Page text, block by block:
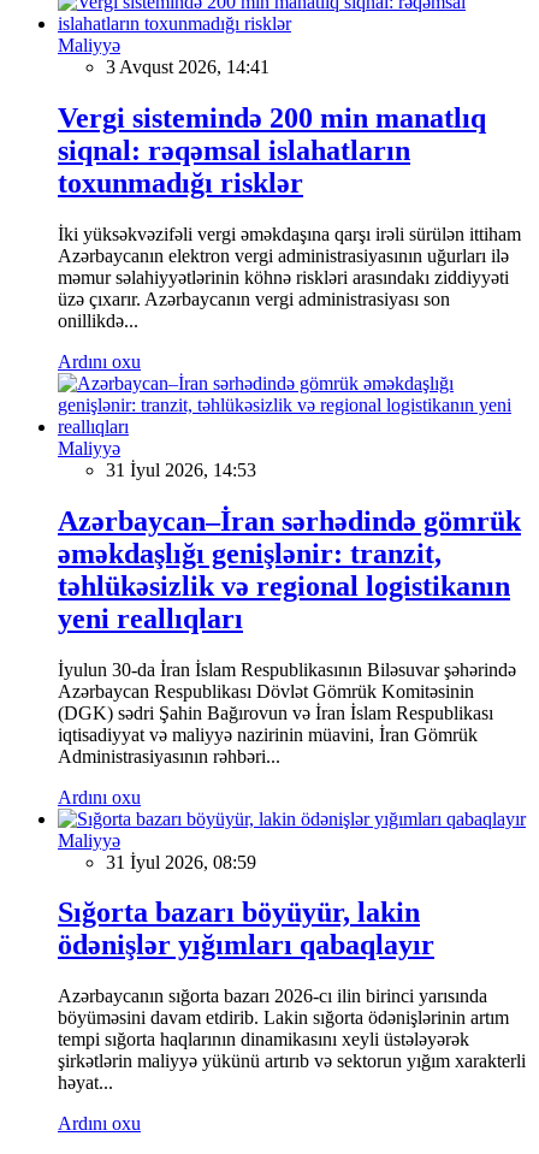
Maliyyə
3 Avqust 2026, 14:41
Vergi sistemində 200 min manatlıq
siqnal: rəqəmsal islahatların
toxunmadığı risklər
İki yüksəkvəzifəli vergi əməkdaşına qarşı irəli sürülən ittiham
Azərbaycanın elektron vergi administrasiyasının uğurları ilə
məmur səlahiyyətlərinin köhnə riskləri arasındakı ziddiyyəti
üzə çıxarır. Azərbaycanın vergi administrasiyası son
onillikdə...
Ardını oxu
Maliyyə
31 İyul 2026, 14:53
Azərbaycan–İran sərhədində gömrük
əməkdaşlığı genişlənir: tranzit,
təhlükəsizlik və regional logistikanın
yeni reallıqları
İyulun 30-da İran İslam Respublikasının Biləsuvar şəhərində
Azərbaycan Respublikası Dövlət Gömrük Komitəsinin
(DGK) sədri Şahin Bağırovun və İran İslam Respublikası
iqtisadiyyat və maliyyə nazirinin müavini, İran Gömrük
Administrasiyasının rəhbəri...
Ardını oxu
Maliyyə
31 İyul 2026, 08:59
Sığorta bazarı böyüyür, lakin
ödənişlər yığımları qabaqlayır
Azərbaycanın sığorta bazarı 2026-cı ilin birinci yarısında
böyüməsini davam etdirib. Lakin sığorta ödənişlərinin artım
tempi sığorta haqlarının dinamikasını xeyli üstələyərək
şirkətlərin maliyyə yükünü artırıb və sektorun yığım xarakterli
həyat...
Ardını oxu